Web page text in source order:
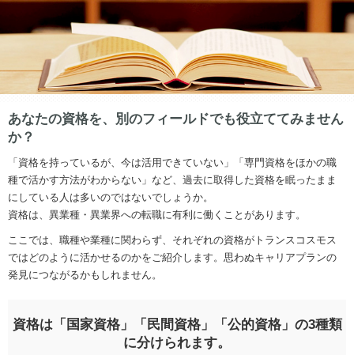
あなたの資格を、別のフィールドでも役立ててみません
か？
「資格を持っているが、今は活用できていない」「専門資格をほかの職
種で活かす方法がわからない」など、過去に取得した資格を眠ったまま
にしている人は多いのではないでしょうか。
資格は、異業種・異業界への転職に有利に働くことがあります。
ここでは、職種や業種に関わらず、それぞれの資格がトランスコスモス
ではどのように活かせるのかをご紹介します。思わぬキャリアプランの
発見につながるかもしれません。
資格は「国家資格」「民間資格」「公的資格」の3種類
に分けられます。